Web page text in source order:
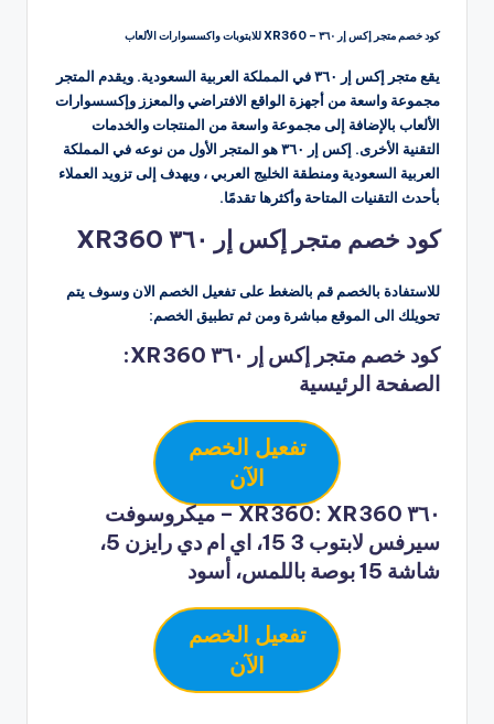
كود خصم متجر إكس إر ٣٦٠ – XR360 للابتوبات واكسسوارات الألعاب
يقع متجر إكس إر ٣٦٠ في المملكة العربية السعودية. ويقدم المتجر
مجموعة واسعة من أجهزة الواقع الافتراضي والمعزز وإكسسوارات
الألعاب بالإضافة إلى مجموعة واسعة من المنتجات والخدمات
التقنية الأخرى. إكس إر ٣٦٠ هو المتجر الأول من نوعه في المملكة
العربية السعودية ومنطقة الخليج العربي ، ويهدف إلى تزويد العملاء
بأحدث التقنيات المتاحة وأكثرها تقدمًا.
كود خصم متجر إكس إر ٣٦٠ XR360
للاستفادة بالخصم قم بالضغط على تفعيل الخصم الان وسوف يتم
تحويلك الى الموقع مباشرة ومن ثم تطبيق الخصم:
كود خصم متجر إكس إر ٣٦٠ XR360:
الصفحة الرئيسية
تفعيل الخصم
الآن
٣٦٠ XR360: XR360 – ميكروسوفت
سيرفس لابتوب 3 15، اي ام دي رايزن 5،
شاشة 15 بوصة باللمس، أسود
تفعيل الخصم
الآن